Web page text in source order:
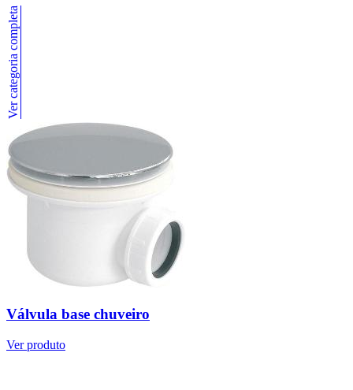
Ver categoria completa
Válvula base chuveiro
Ver produto